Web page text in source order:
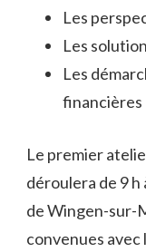
Les
Les
Les
financières
Le premier
déroulera de 9 h
de Wingen-sur-
convenues